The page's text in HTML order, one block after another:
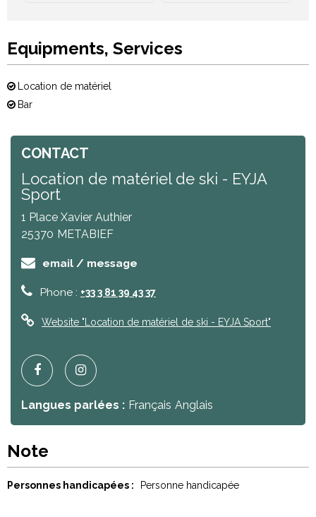
Equipments, Services
Location de matériel
Bar
CONTACT
Location de matériel de ski - EYJA
Sport
1 Place Xavier Authier
25370 METABIEF
email / message
Phone : +33 3 81 39 43 37
Website "Location de matériel de ski - EYJA Sport"
Langues parlées : Français Anglais
Note
Personnes handicapées : Personne handicapée